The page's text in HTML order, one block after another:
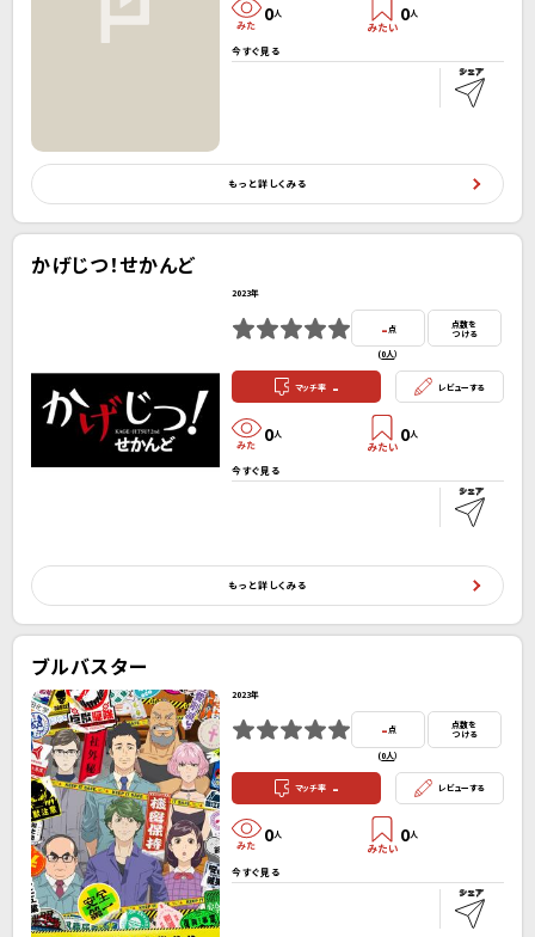
0人 0人
今すぐ見る
もっと詳しくみる
かげじつ！せかんど
2023年
- 点
(0人）
点数を
つける
マッチ率 - レビューする
0人 0人
今すぐ見る
もっと詳しくみる
ブルバスター
2023年
-点
(0人）
点数を
つける
マッチ率 - レビューする
0人 0人
今すぐ見る